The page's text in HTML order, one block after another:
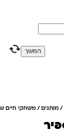
ריהוט)
/ משחקי חיים שפיר
המשך